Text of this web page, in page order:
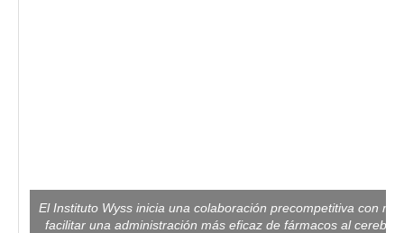
El Instituto Wyss inicia una colaboración precompetitiva con
facilitar una administración más eficaz de fármacos al